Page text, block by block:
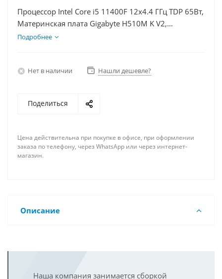
Процессор Intel Core i5 11400F 12x4.4 ГГц TDP 65Вт,
Материнская плата Gigabyte H510M K V2,
Видеокарта GT 1030 2Гб, Память DDR4 32Gb,
Подробнее
Нет в наличии Нашли дешевле?
Поделиться
Цена действительна при покупке в офисе, при оформлении
заказа по телефону, через WhatsApp или через интернет-
магазин.
Описание
Наша компания занимается сборкой